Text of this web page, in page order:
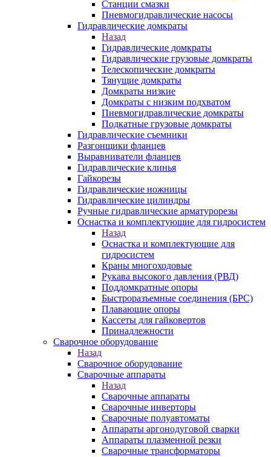
Станции смазки
Пневмогидравлические насосы
Гидравлические домкраты
Назад
Гидравлические домкраты
Гидравлические грузовые домкраты
Телескопические домкраты
Тянущие домкраты
Домкраты низкие
Домкраты с низким подхватом
Пневмогидравлические домкраты
Подкатные грузовые домкраты
Гидравлические съемники
Разгонщики фланцев
Выравниватели фланцев
Гидравлические клинья
Гайкорезы
Гидравлические ножницы
Гидравлические цилиндры
Ручные гидравлические арматурорезы
Оснастка и комплектующие для гидросистем
Назад
Оснастка и комплектующие для
гидросистем
Краны многоходовые
Рукава высокого давления (РВД)
Поддомкратные опоры
Быстроразъемные соединения (БРС)
Плавающие опоры
Кассеты для гайковертов
Принадлежности
Сварочное оборудование
Назад
Сварочное оборудование
Сварочные аппараты
Назад
Сварочные аппараты
Сварочные инверторы
Сварочные полуавтоматы
Аппараты аргонодуговой сварки
Аппараты плазменной резки
Сварочные трансформаторы